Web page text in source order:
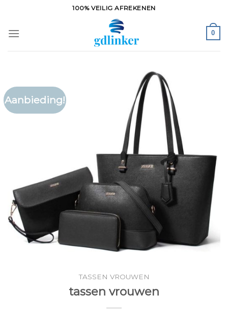
inhoud
100% VEILIG AFREKENEN
0
Aanbieding!
TASSEN VROUWEN
tassen vrouwen